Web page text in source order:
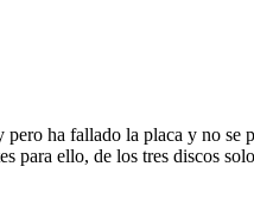
ha fallado la placa y no se
para ello, de los tres discos